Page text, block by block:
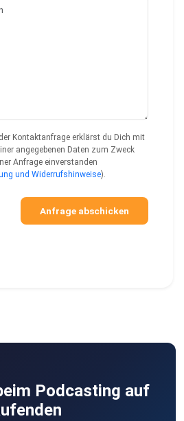
Kontaktanfrage erklärst du Dich mit
angegebenen Daten zum Zweck
Anfrage einverstanden
und Widerrufshinweise).
Anfrage abschicken
Podcasting auf